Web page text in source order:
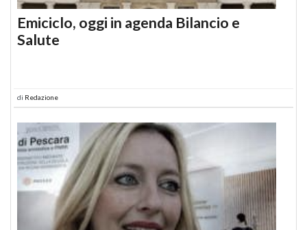
Emiciclo, oggi in agenda Bilancio e
Salute
di Redazione